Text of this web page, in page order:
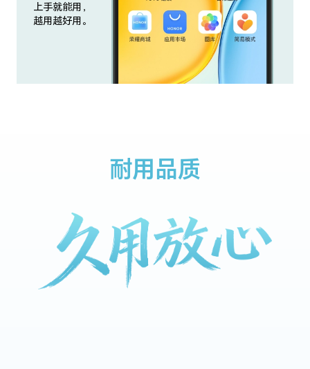
上手就能用，
越用越好用。
耐用品质